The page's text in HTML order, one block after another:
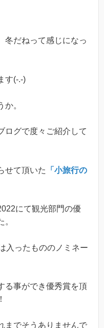
冬だねって感じになっ
す(-.-)
。
ログで度々ご紹介して
せて頂いた
「小旅行の
にて観光部門の優
入ったもののノミネー
る事ができ優秀賞を頂
までそうありませんで